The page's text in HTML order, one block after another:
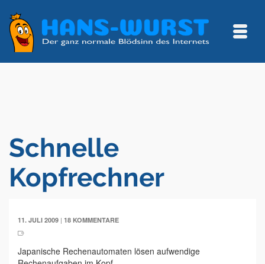
Schnelle
Kopfrechner
11. JULI 2009 | 18 KOMMENTARE
Japanische Rechenautomaten lösen aufwendige